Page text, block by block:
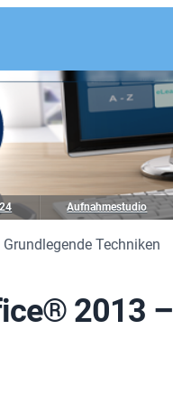
Aufnahmestudio
Techniken
2013 –